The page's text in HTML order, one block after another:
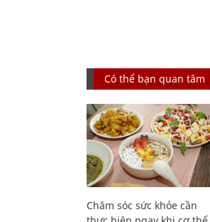
Có thể bạn quan tâm
Chăm sóc sức khỏe cần